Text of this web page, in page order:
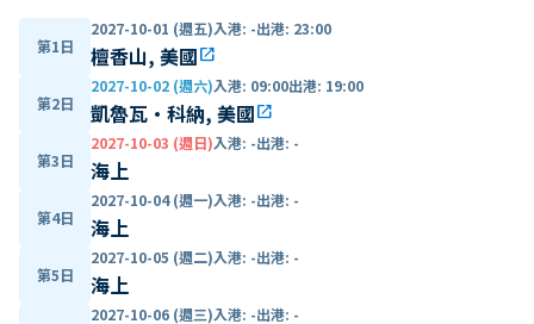
第1日
2027-10-01 (週五)入港: -出港: 23:00
檀香山, 美國open_in_new
第2日
2027-10-02 (週六)入港: 09:00出港: 19:00
凱魯瓦·科納, 美國open_in_new
第3日
2027-10-03 (週日)入港: -出港: -
海上
第4日
2027-10-04 (週一)入港: -出港: -
海上
第5日
2027-10-05 (週二)入港: -出港: -
海上
2027-10-06 (週三)入港: -出港: -